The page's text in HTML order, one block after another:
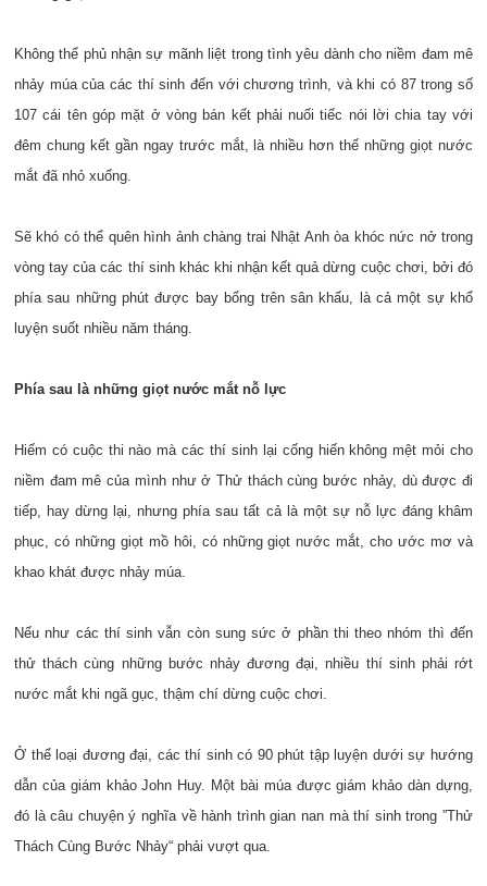
Không thể phủ nhận sự mãnh liệt trong tình yêu dành cho niềm đam mê
nhảy múa của các thí sinh đến với chương trình, và khi có 87 trong số
107 cái tên góp mặt ở vòng bán kết phải nuối tiếc nói lời chia tay với
đêm chung kết gần ngay trước mắt, là nhiều hơn thế những giọt nước
mắt đã nhỏ xuống.
Sẽ khó có thể quên hình ảnh chàng trai Nhật Anh òa khóc nức nở trong
vòng tay của các thí sinh khác khi nhận kết quả dừng cuộc chơi, bởi đó
phía sau những phút được bay bổng trên sân khấu, là cả một sự khổ
luyện suốt nhiều năm tháng.
Phía sau là những giọt nước mắt nỗ lực
Hiếm có cuộc thi nào mà các thí sinh lại cống hiến không mệt mỏi cho
niềm đam mê của mình như ở Thử thách cùng bước nhảy, dù được đi
tiếp, hay dừng lại, nhưng phía sau tất cả là một sự nỗ lực đáng khâm
phục, có những giọt mồ hôi, có những giọt nước mắt, cho ước mơ và
khao khát được nhảy múa.
Nếu như các thí sinh vẫn còn sung sức ở phần thi theo nhóm thì đến
thử thách cùng những bước nhảy đương đại, nhiều thí sinh phải rớt
nước mắt khi ngã gục, thậm chí dừng cuộc chơi.
Ở thể loại đương đại, các thí sinh có 90 phút tập luyện dưới sự hướng
dẫn của giám khảo John Huy. Một bài múa được giám khảo dàn dựng,
đó là câu chuyện ý nghĩa về hành trình gian nan mà thí sinh trong ”Thử
Thách Cùng Bước Nhảy“ phải vượt qua.